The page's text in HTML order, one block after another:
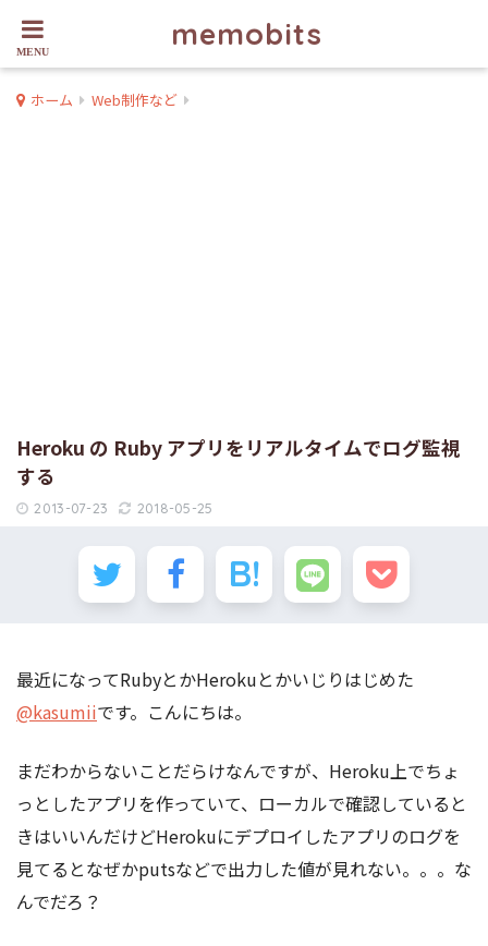
memobits
ホーム Web制作など
Heroku の Ruby アプリをリアルタイムでログ監視
する
2013-07-23 2018-05-25
最近になってRubyとかHerokuとかいじりはじめた
@kasumiiです。こんにちは。
まだわからないことだらけなんですが、Heroku上でちょ
っとしたアプリを作っていて、ローカルで確認していると
きはいいんだけどHerokuにデプロイしたアプリのログを
見てるとなぜかputsなどで出力した値が見れない。。。な
んでだろ？